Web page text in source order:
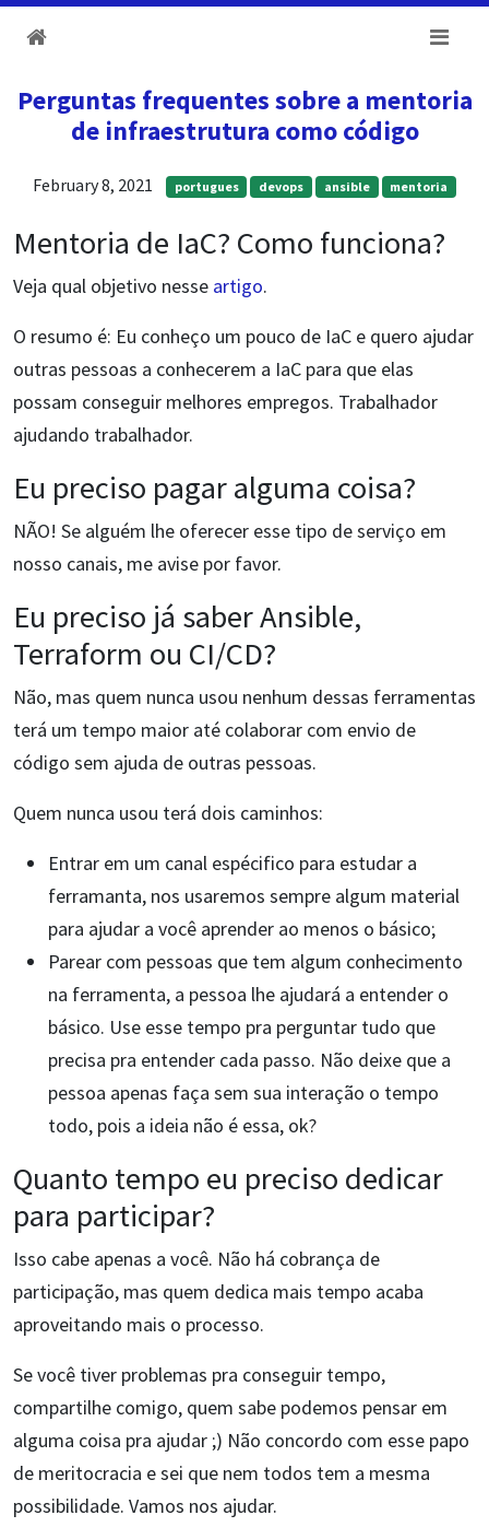
Perguntas frequentes sobre a mentoria
de infraestrutura como código
February 8, 2021 portugues devops ansible mentoria
Mentoria de IaC? Como funciona?
Veja qual objetivo nesse artigo.
O resumo é: Eu conheço um pouco de IaC e quero ajudar
outras pessoas a conhecerem a IaC para que elas
possam conseguir melhores empregos. Trabalhador
ajudando trabalhador.
Eu preciso pagar alguma coisa?
NÃO! Se alguém lhe oferecer esse tipo de serviço em
nosso canais, me avise por favor.
Eu preciso já saber Ansible,
Terraform ou CI/CD?
Não, mas quem nunca usou nenhum dessas ferramentas
terá um tempo maior até colaborar com envio de
código sem ajuda de outras pessoas.
Quem nunca usou terá dois caminhos:
Entrar em um canal espécifico para estudar a
ferramanta, nos usaremos sempre algum material
para ajudar a você aprender ao menos o básico;
Parear com pessoas que tem algum conhecimento
na ferramenta, a pessoa lhe ajudará a entender o
básico. Use esse tempo pra perguntar tudo que
precisa pra entender cada passo. Não deixe que a
pessoa apenas faça sem sua interação o tempo
todo, pois a ideia não é essa, ok?
Quanto tempo eu preciso dedicar
para participar?
Isso cabe apenas a você. Não há cobrança de
participação, mas quem dedica mais tempo acaba
aproveitando mais o processo.
Se você tiver problemas pra conseguir tempo,
compartilhe comigo, quem sabe podemos pensar em
alguma coisa pra ajudar ;) Não concordo com esse papo
de meritocracia e sei que nem todos tem a mesma
possibilidade. Vamos nos ajudar.